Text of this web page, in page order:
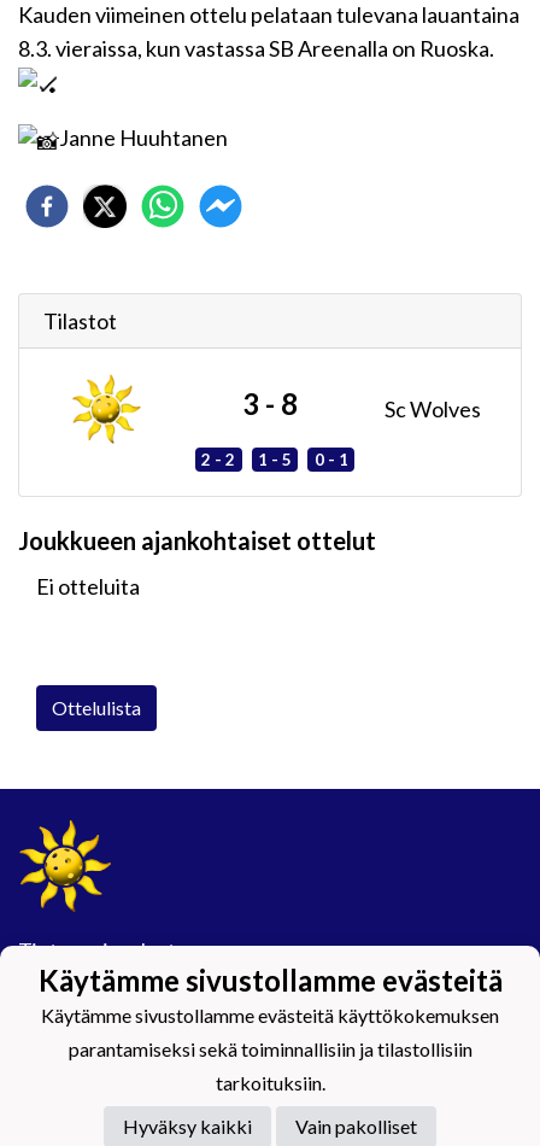
Kauden viimeinen ottelu pelataan tulevana lauantaina
8.3. vieraissa, kun vastassa SB Areenalla on Ruoska.
Janne Huuhtanen
Tilastot
3 - 8 Sc Wolves
2 - 2 1 - 5 0 - 1
Joukkueen ajankohtaiset ottelut
Ei otteluita
Ottelulista
Tietosuojaseloste
#Maijamäkimagic
Käytämme sivustollamme evästeitä
Käytämme sivustollamme evästeitä käyttökokemuksen
parantamiseksi sekä toiminnallisiin ja tilastollisiin
tarkoituksiin.
Hyväksy kaikki
Vain pakolliset